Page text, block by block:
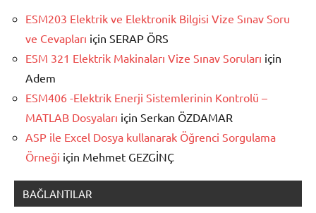
ESM203 Elektrik ve Elektronik Bilgisi Vize Sınav Soru
ve Cevapları için SERAP ÖRS
ESM 321 Elektrik Makinaları Vize Sınav Soruları için
Adem
ESM406 -Elektrik Enerji Sistemlerinin Kontrolü –
MATLAB Dosyaları için Serkan ÖZDAMAR
ASP ile Excel Dosya kullanarak Öğrenci Sorgulama
Örneği için Mehmet GEZGİNÇ
BAĞLANTILAR